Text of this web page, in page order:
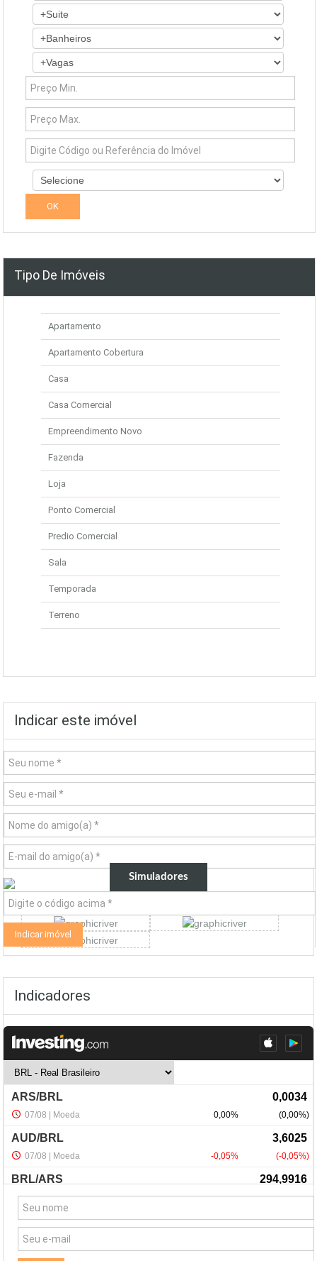
Tipo De Imóveis
Apartamento
Apartamento Cobertura
Casa
Casa Comercial
Empreendimento Novo
Fazenda
Loja
Ponto Comercial
Predio Comercial
Sala
Temporada
Terreno
Indicar este imóvel
Simuladores
Indicadores
NewsLetter